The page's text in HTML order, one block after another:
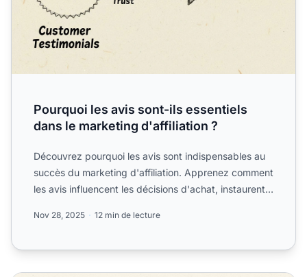
Pourquoi les avis sont-ils essentiels
dans le marketing d'affiliation ?
Découvrez pourquoi les avis sont indispensables au
succès du marketing d'affiliation. Apprenez comment
les avis influencent les décisions d'achat, instaurent
Nov 28, 2025 12 min de lecture